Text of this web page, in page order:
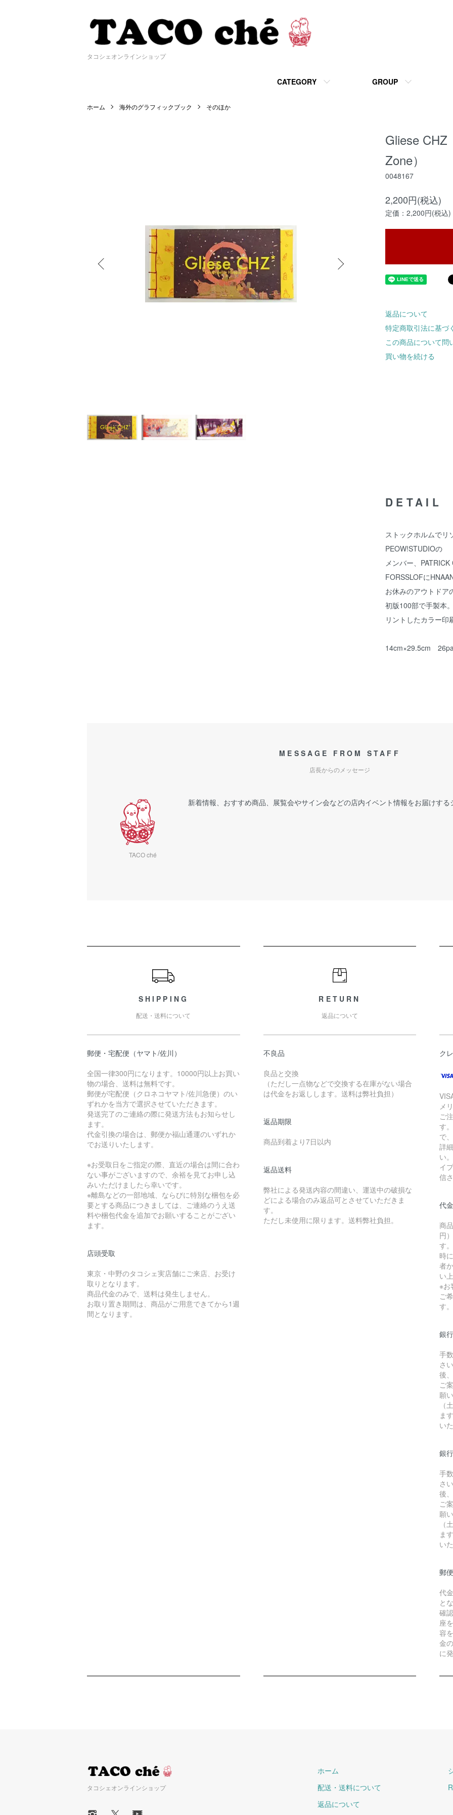
タコシェオンラインショップ
CATEGORY GROUP
ホーム 海外のグラフィックブック そのほか
Gliese CHZ
Zone）
0048167
2,200円(税込)
定価：2,200円(税込)
返品について
特定商取引法に基づ
この商品について問
買い物を続ける
DETAIL
ストックホルムでリ
PEOW!STUDIOの
メンバー、
FORSSLOFに
お休みのアウトドア
初版100部で手製本
リントしたカラー印
14cm×29.5cm
MESSAGE FROM STAFF
店長からのメッセージ
TACO ché
新着情報、おすすめ商品、展覧会やサイン会などの店内イベント情報をお届けする
SHIPPING
配送・送料について
郵便・宅配便（ヤマト/佐川）
全国一律300円になります。10000円以上お買い
物の場合、送料は無料です。
郵便が宅配便（クロネコヤマト/佐川急便）のい
ずれかを当方で選択させていただきます。
発送完了のご連絡の際に発送方法もお知らせし
ます。
代金引換の場合は、郵便か福山通運のいずれか
でお送りいたします。
※お受取日をご指定の際、直近の場合は間に合わ
ない事がございますので、余裕を見てお申し込
みいただけましたら幸いです。
※離島などの一部地域、ならびに特別な梱包を必
要とする商品につきましては、ご連絡のうえ送
料や梱包代金を追加でお願いすることがござい
ます。
店頭受取
東京・中野のタコシェ実店舗にご来店、お受け
取りとなります。
商品代金のみで、送料は発生しません。
お取り置き期間は、商品がご用意できてから1週
間となります。
RETURN
返品について
不良品
良品と交換
（ただし一点物などで交換する在庫がない場合
は代金をお返しします。送料は弊社負担）
返品期限
商品到着より7日以内
返品送料
弊社による発送内容の間違い、運送中の破損な
どによる場合のみ返品可とさせていただきま
す。
ただし未使用に限ります。送料弊社負担。
ク
メ
ご
す
で
詳
い。
イ
信
代
商
円
す
時
者
い
※お
ご
す。
銀
手
さ
後
ご
願
（
ま
い
銀
手
さ
後
ご
願
（
ま
い
郵
代
と
確
座
容
金
に
タコシェオンラインショップ
ホーム
配送・送料について
返品について